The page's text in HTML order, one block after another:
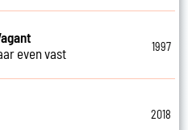
even vast
1997
2018